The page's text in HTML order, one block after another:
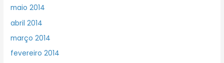
maio 2014
abril 2014
março 2014
fevereiro 2014